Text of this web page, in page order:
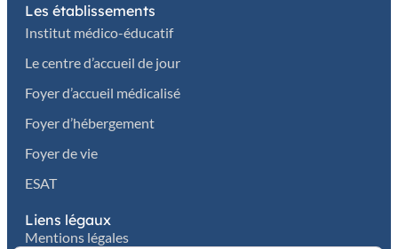
Les établissements
Institut médico-éducatif
Le centre d’accueil de jour
Foyer d’accueil médicalisé
Foyer d’hébergement
Foyer de vie
ESAT
Liens légaux
Mentions légales